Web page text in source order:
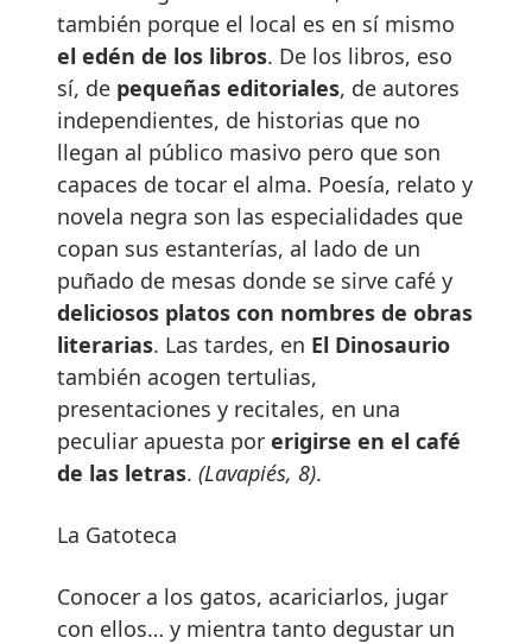
también porque el local es en sí mismo
el edén de los libros. De los libros, eso
sí, de pequeñas editoriales, de autores
independientes, de historias que no
llegan al público masivo pero que son
capaces de tocar el alma. Poesía, relato y
novela negra son las especialidades que
copan sus estanterías, al lado de un
puñado de mesas donde se sirve café y
deliciosos platos con nombres de obras
literarias. Las tardes, en El Dinosaurio
también acogen tertulias,
presentaciones y recitales, en una
peculiar apuesta por erigirse en el café
de las letras. (Lavapiés, 8).
La Gatoteca
Conocer a los gatos, acariciarlos, jugar
con ellos… y mientra tanto degustar un